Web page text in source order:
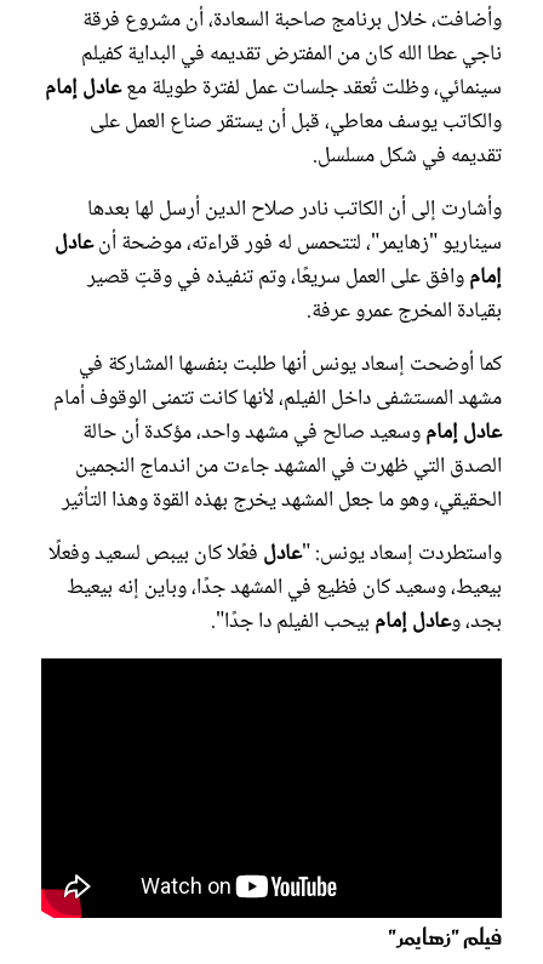
وأضافت، خلال برنامج صاحبة السعادة، أن مشروع فرقة
ناجي عطا الله كان من المفترض تقديمه في البداية كفيلم
سينمائي، وظلت تُعقد جلسات عمل لفترة طويلة مععادل إمام
والكاتب يوسف معاطي، قبل أن يستقر صناع العمل على
تقديمه في شكل مسلسل.
وأشارت إلى أن الكاتب نادر صلاح الدين أرسل لها بعدها
سيناريو "زهايمر"، لتتحمس له فور قراءته، موضحة أنعادل
إماموافق على العمل سريعًا، وتم تنفيذه في وقتٍ قصير
بقيادة المخرج عمرو عرفة.
كما أوضحت إسعاد يونس أنها طلبت بنفسها المشاركة في
مشهد المستشفى داخل الفيلم، لأنها كانت تتمنى الوقوف أمام
عادل إماموسعيد صالح في مشهد واحد، مؤكدة أن حالة
الصدق التي ظهرت في المشهد جاءت من اندماج النجمين
الحقيقي، وهو ما جعل المشهد يخرج بهذه القوة وهذا التأثير
واستطردت إسعاد يونس: "عادل فعًلا كان بيبص لسعيد وفعلًا
بيعيط، وسعيد كان فظيع في المشهد جدًا، وباين إنه بيعيط
بجد، وعادل إمام بيحب الفيلم دا جدًا".
فيلم "زهايمر"